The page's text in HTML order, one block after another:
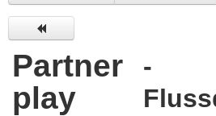
Partner
play
-